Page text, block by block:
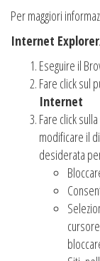
Per maggiori
Internet
Eseguire il
Fare click sul
Internet
Fare click
modificare il
desiderata